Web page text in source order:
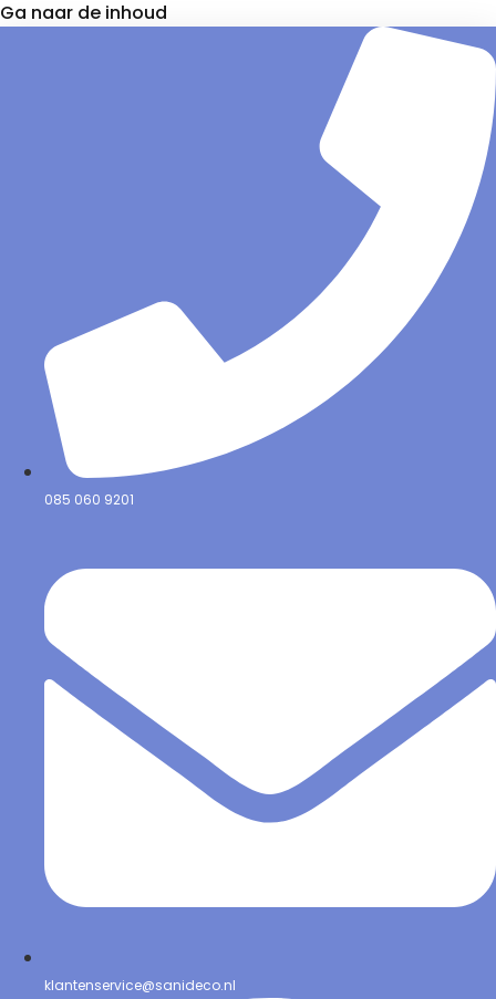
Ga naar de inhoud
085 060 9201
klantenservice@sanideco.nl